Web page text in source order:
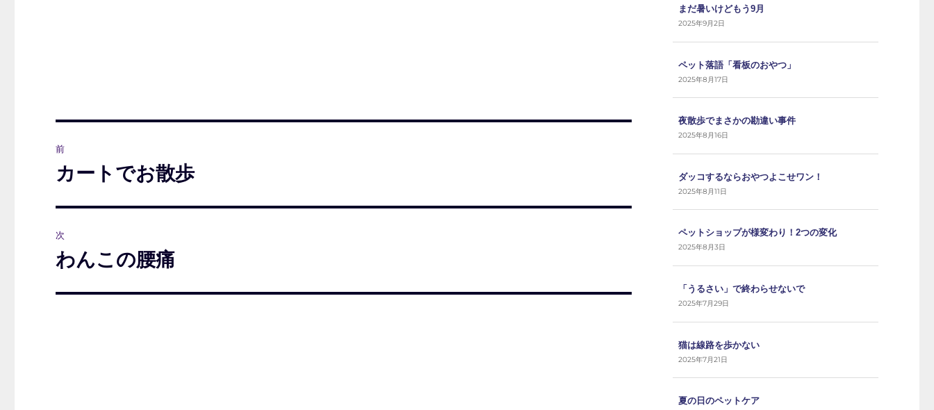
稿
ビ
ゲ
前
前
投
稿:
カートでお散歩
次
次
投
わんこの腰痛
まだ暑いけどもう9月
2025年9月2日
ペット落語「看板のおやつ」
2025年8月17日
夜散歩でまさかの勘違い事件
2025年8月16日
ダッコするならおやつよこせワン！
2025年8月11日
ペットショップが様変わり！2つの変化
2025年8月3日
「うるさい」で終わらせないで
2025年7月29日
猫は線路を歩かない
2025年7月21日
夏の日のペットケア